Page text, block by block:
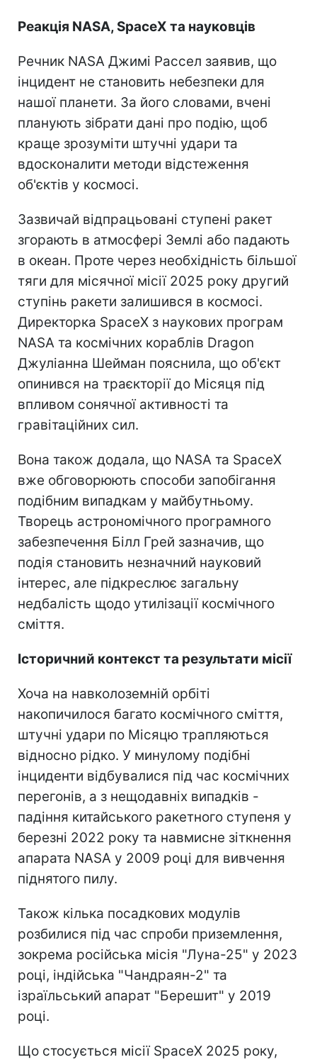
Реакція NASA, SpaceX та науковців
Речник NASA Джимі Рассел заявив, що
інцидент не становить небезпеки для
нашої планети. За його словами, вчені
планують зібрати дані про подію, щоб
краще зрозуміти штучні удари та
вдосконалити методи відстеження
об'єктів у космосі.
Зазвичай відпрацьовані ступені ракет
згорають в атмосфері Землі або падають
в океан. Проте через необхідність більшої
тяги для місячної місії 2025 року другий
ступінь ракети залишився в космосі.
Директорка SpaceX з наукових програм
NASA та космічних кораблів Dragon
Джуліанна Шейман пояснила, що об'єкт
опинився на траєкторії до Місяця під
впливом сонячної активності та
гравітаційних сил.
Вона також додала, що NASA та SpaceX
вже обговорюють способи запобігання
подібним випадкам у майбутньому.
Творець астрономічного програмного
забезпечення Білл Грей зазначив, що
подія становить незначний науковий
інтерес, але підкреслює загальну
недбалість щодо утилізації космічного
сміття.
Історичний контекст та результати місії
Хоча на навколоземній орбіті
накопичилося багато космічного сміття,
штучні удари по Місяцю трапляються
відносно рідко. У минулому подібні
інциденти відбувалися під час космічних
перегонів, а з нещодавніх випадків -
падіння китайського ракетного ступеня у
березні 2022 року та навмисне зіткнення
апарата NASA у 2009 році для вивчення
піднятого пилу.
Також кілька посадкових модулів
розбилися під час спроби приземлення,
зокрема російська місія "Луна-25" у 2023
році, індійська "Чандраян-2" та
ізраїльський апарат "Берешит" у 2019
році.
Що стосується місії SpaceX 2025 року,